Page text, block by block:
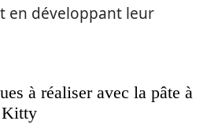
en développant leur
à réaliser avec la pâte à
Kitty